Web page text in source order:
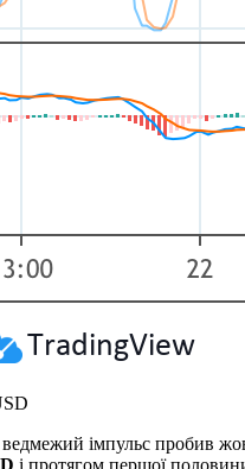
імпульс пробив
і протягом першої